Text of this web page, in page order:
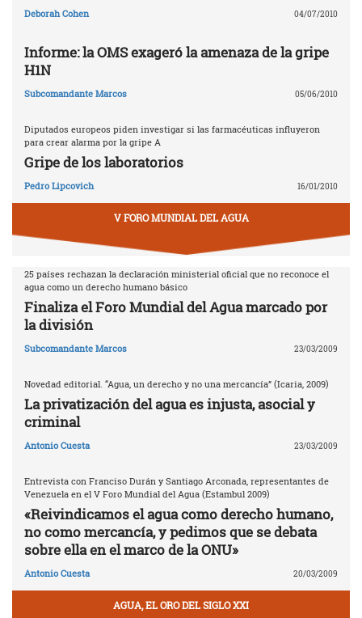
Deborah Cohen 04/07/2010
Informe: la OMS exageró la amenaza de la gripe
H1N
Subcomandante Marcos 05/06/2010
Diputados europeos piden investigar si las farmacéuticas influyeron
para crear alarma por la gripe A
Gripe de los laboratorios
Pedro Lipcovich 16/01/2010
V FORO MUNDIAL DEL AGUA
25 países rechazan la declaración ministerial oficial que no reconoce el
agua como un derecho humano básico
Finaliza el Foro Mundial del Agua marcado por
la división
Subcomandante Marcos 23/03/2009
Novedad editorial. “Agua, un derecho y no una mercancía” (Icaria, 2009)
La privatización del agua es injusta, asocial y
criminal
Antonio Cuesta 23/03/2009
Entrevista con Franciso Durán y Santiago Arconada, representantes de
Venezuela en el V Foro Mundial del Agua (Estambul 2009)
«Reivindicamos el agua como derecho humano,
no como mercancía, y pedimos que se debata
sobre ella en el marco de la ONU»
Antonio Cuesta 20/03/2009
AGUA, EL ORO DEL SIGLO XXI